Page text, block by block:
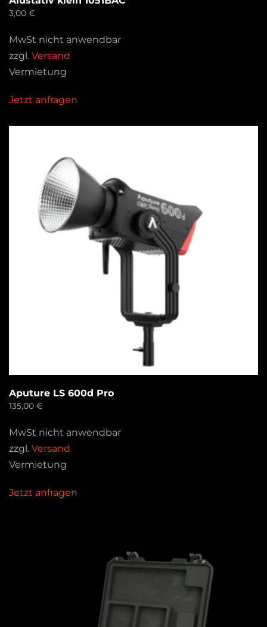
3,00 €
MwSt nicht anwendbar
zzgl. Versand
Vermietung
Jetzt anfragen
Aputure LS 600d Pro
135,00 €
MwSt nicht anwendbar
zzgl. Versand
Vermietung
Jetzt anfragen